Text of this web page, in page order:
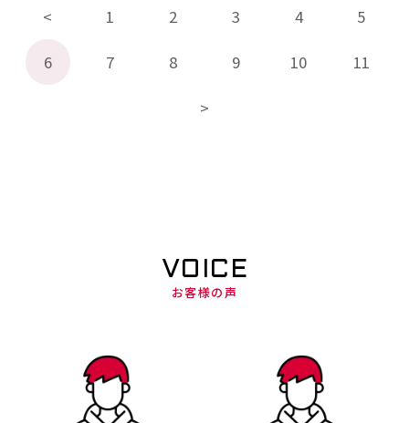
1 2 3 4 5
6 7 8 9 10 11
VOICE
お客様の声